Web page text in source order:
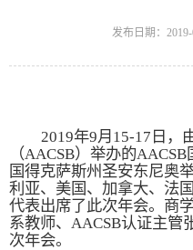
发布日期：
2019年9月 15-17 日，
（AACSB）举办的
国得克萨斯州圣安东尼奥
利亚、美国、加拿大、法
代表出席了此次年会。商
系教师、 AACSB认证主管
次年会。